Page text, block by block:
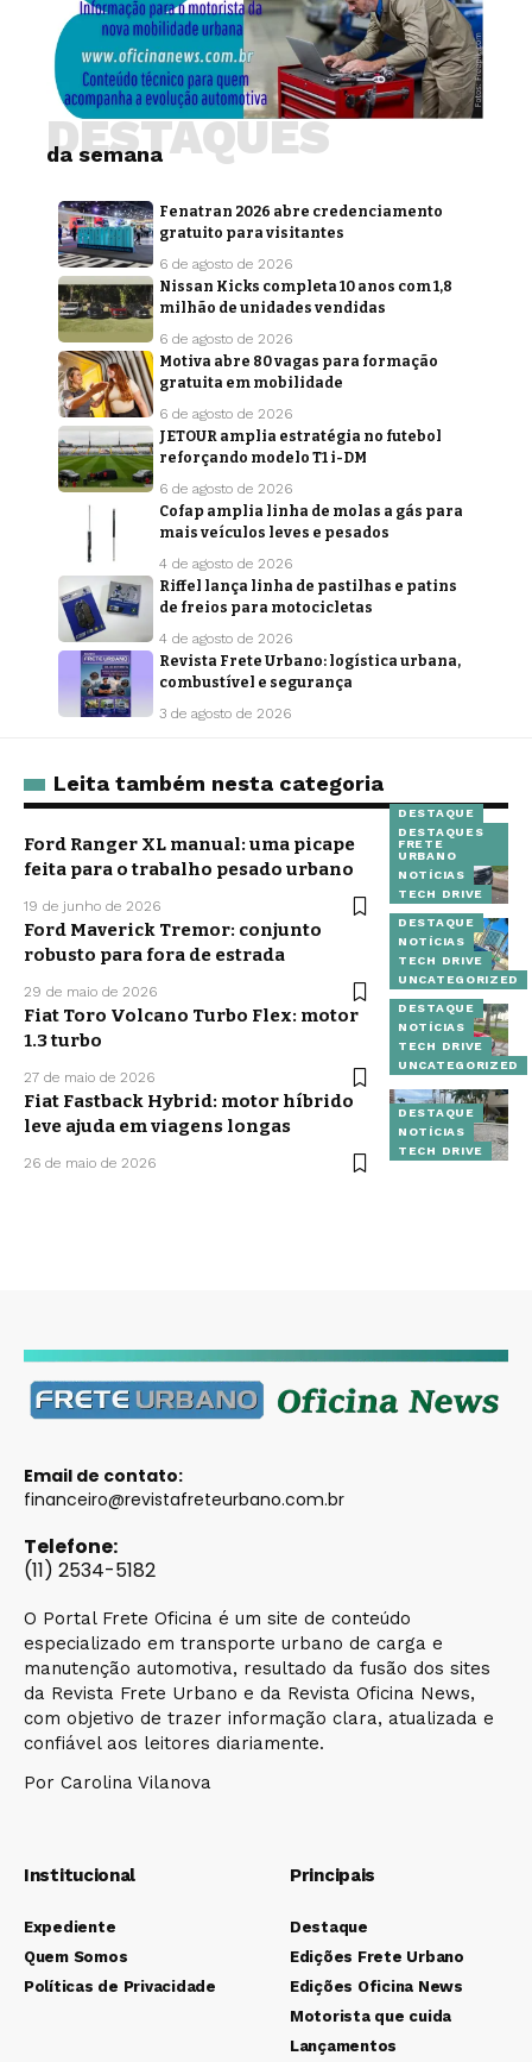
da semana
DESTAQUES
Fenatran 2026 abre credenciamento
gratuito para visitantes
6 de agosto de 2026
Nissan Kicks completa 10 anos com 1,8
milhão de unidades vendidas
6 de agosto de 2026
Motiva abre 80 vagas para formação
gratuita em mobilidade
6 de agosto de 2026
JETOUR amplia estratégia no futebol
reforçando modelo T1 i-DM
6 de agosto de 2026
Cofap amplia linha de molas a gás para
mais veículos leves e pesados
4 de agosto de 2026
Riffel lança linha de pastilhas e patins
de freios para motocicletas
4 de agosto de 2026
Revista Frete Urbano: logística urbana,
combustível e segurança
3 de agosto de 2026
Leita também nesta categoria
DESTAQUE
DESTAQUES
FRETE
URBANO
NOTÍCIAS
TECH DRIVE
Ford Ranger XL manual: uma picape
feita para o trabalho pesado urbano
19 de junho de 2026
DESTAQUE
NOTÍCIAS
TECH DRIVE
UNCATEGORIZED
Ford Maverick Tremor: conjunto
robusto para fora de estrada
29 de maio de 2026
DESTAQUE
NOTÍCIAS
TECH DRIVE
UNCATEGORIZED
Fiat Toro Volcano Turbo Flex: motor
1.3 turbo
27 de maio de 2026
DESTAQUE
NOTÍCIAS
TECH DRIVE
Fiat Fastback Hybrid: motor híbrido
leve ajuda em viagens longas
26 de maio de 2026
Email de contato:
financeiro@revistafreteurbano.com.br
Telefone:
(11) 2534-5182
O Portal Frete Oficina é um site de conteúdo
especializado em transporte urbano de carga e
manutenção automotiva, resultado da fusão dos sites
da Revista Frete Urbano e da Revista Oficina News,
com objetivo de trazer informação clara, atualizada e
confiável aos leitores diariamente.
Por Carolina Vilanova
Institucional
Expediente
Quem Somos
Políticas de Privacidade
Principais
Destaque
Edições Frete Urbano
Edições Oficina News
Motorista que cuida
Lançamentos